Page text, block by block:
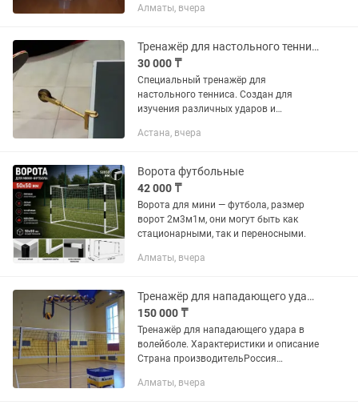
есть мячи новые. На третьем фото
Алматы, вчера
Тренажёр для настольного тенниса...
30 000 ₸
Специальный тренажёр для
настольного тенниса. Создан для
изучения различных ударов и
качеств, таких как: сила и подвижность
Астана, вчера
Ворота футбольные
42 000 ₸
Ворота для мини — футбола, размер
ворот 2м3м1м, они могут быть как
стационарными, так и переносными.
Алматы, вчера
Тренажёр для нападающего удара в волейболе (для атаки)
150 000 ₸
Тренажёр для нападающего удара в
волейболе. Характеристики и описание
Страна производительРоссия
1. Захваты для мячей выполнены из
Алматы, вчера